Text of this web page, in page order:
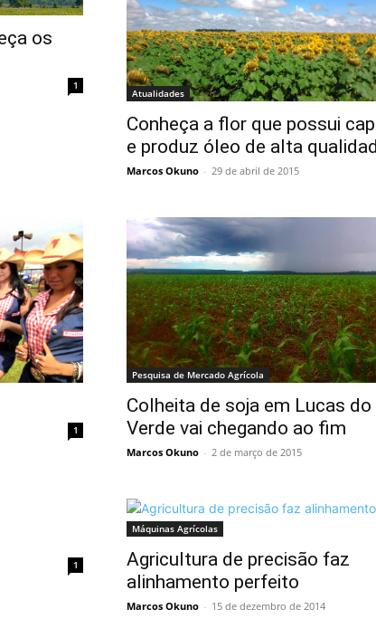
os
1
Atualidades
Conheça a flor que possui
e produz óleo de alta
Marcos Okuno - 29 de abril de 2015
1
Pesquisa de Mercado Agrícola
Colheita de soja em Lucas do
Verde vai chegando ao fim
Marcos Okuno - 2 de março de 2015
1
Máquinas Agrícolas
Agricultura de precisão faz
alinhamento perfeito
Marcos Okuno - 15 de dezembro de 2014